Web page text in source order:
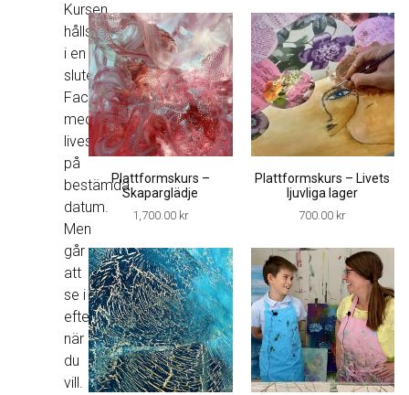
Kursen
hålls
i en
sluten
Facebookgrupp
med
livesändningar
på
bestämda
datum.
Men
går
att
se i
efterhand
när
du
vill.
Plattformskurs –
Skaparglädje
1,700.00 kr
Plattformskurs – Livets
ljuvliga lager
700.00 kr